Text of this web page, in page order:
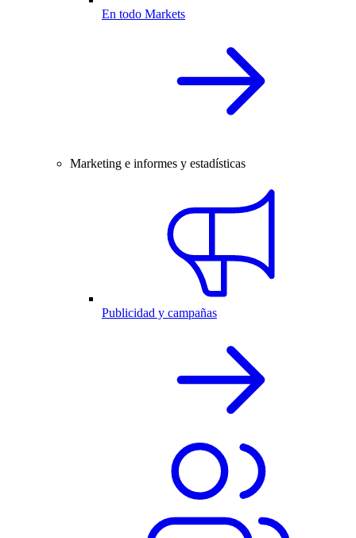
En todo Markets
Marketing e informes y estadísticas
Publicidad y campañas